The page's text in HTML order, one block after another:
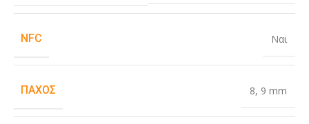
NFC Ναι
ΠΆΧΟΣ 8, 9 mm